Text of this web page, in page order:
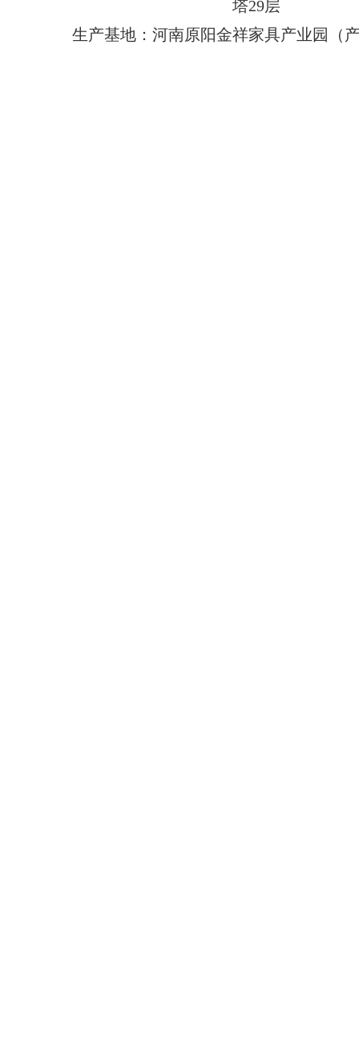
塔29层
生产基地：河南原阳金祥家具产业园（